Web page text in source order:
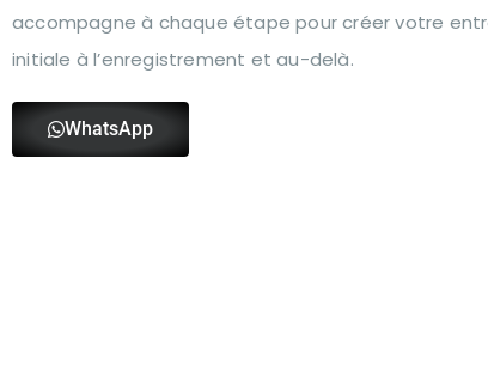
accompagne à chaque étape pour créer votre
initiale à l’enregistrement et au-delà.
WhatsApp